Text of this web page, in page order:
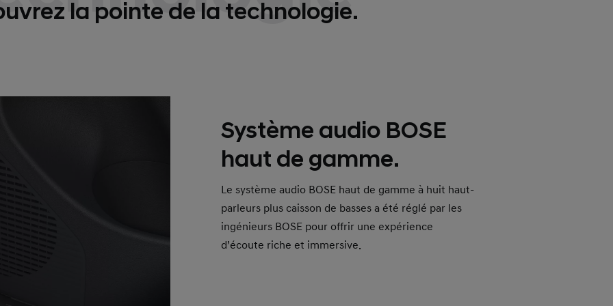
la pointe de la technologie.
Système audio BOSE
haut de gamme.
Le système audio BOSE haut de gamme à huit haut-
parleurs plus caisson de basses a été réglé par les
ingénieurs BOSE pour offrir une expérience
d’écoute riche et immersive.